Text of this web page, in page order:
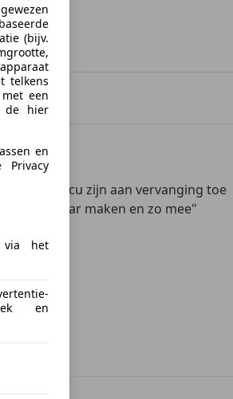
Benzine
en accu zijn aan vervanging toe
"zelf klaar maken en zo mee"
(bijv.
telkens
een
de hier
en
Privacy
via het
en